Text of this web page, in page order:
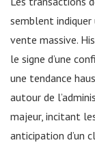
semblent indiquer
vente massive.
le signe d’une
une tendance
autour de
majeur, incitant
anticipation d’un